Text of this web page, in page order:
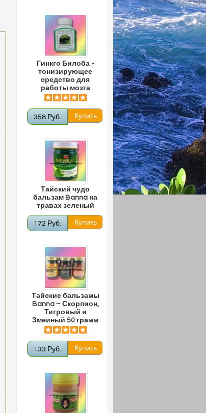
Гинкго Билоба -
тонизирующее
средство для
работы мозга
358 Руб.
Тайский чудо
бальзам Banna на
травах зеленый
172 Руб.
Тайские бальзамы
Banna – Скорпион,
Тигровый и
Змеиный 50 грамм
133 Руб.